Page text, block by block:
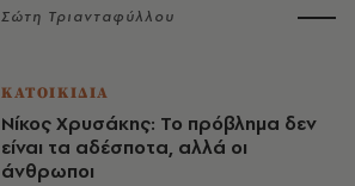
Σώτη Τριανταφύλλου
ΚΑΤΟΙΚΙΔΙΑ
Νίκος Χρυσάκης: Το πρόβλημα δεν
είναι τα αδέσποτα, αλλά οι
άνθρωποι